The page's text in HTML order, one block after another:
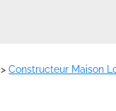
>Constructeur Maison